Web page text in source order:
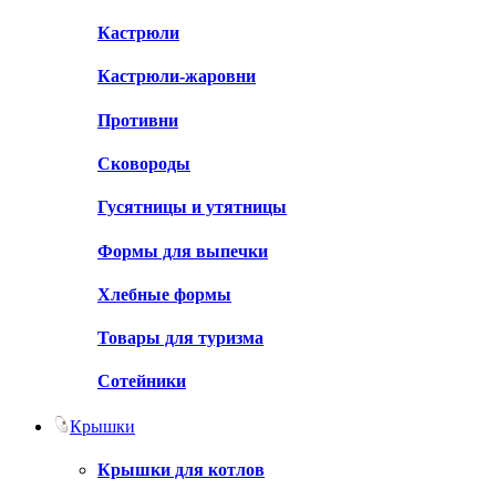
Кастрюли
Кастрюли-жаровни
Противни
Сковороды
Гусятницы и утятницы
Формы для выпечки
Хлебные формы
Товары для туризма
Сотейники
Крышки
Крышки для котлов